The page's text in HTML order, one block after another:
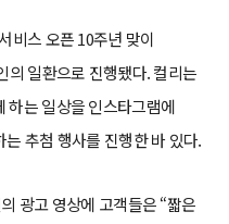
비스 오픈 10주년 맞이
의 일환으로 진행됐다. 컬리는
하는 일상을 인스타그램에
추첨 행사를 진행한 바 있다.
광고 영상에 고객들은 “짧은